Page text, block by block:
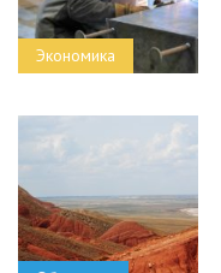
Экономика